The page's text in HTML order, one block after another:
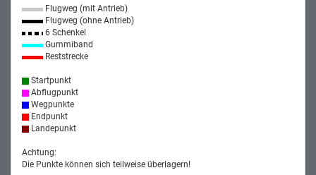
Flugweg (mit Antrieb)
Flugweg (ohne Antrieb)
6 Schenkel
Gummiband
Reststrecke
Startpunkt
Abflugpunkt
Wegpunkte
Endpunkt
Landepunkt
Achtung:
Die Punkte können sich teilweise überlagern!